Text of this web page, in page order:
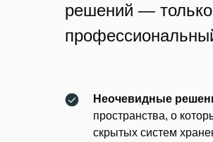
решений —
Неочевидные
пространства, о
скрытых систем